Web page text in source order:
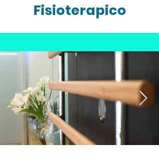
Fisioterapico